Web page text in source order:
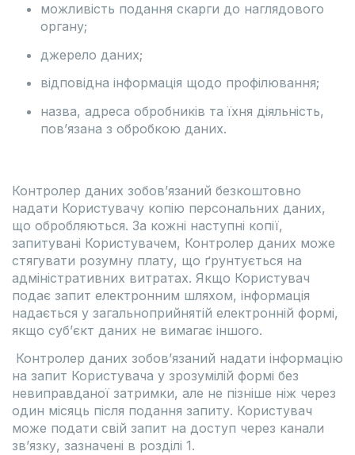
можливість подання скарги до наглядового
органу;
джерело даних;
відповідна інформація щодо профілювання;
назва, адреса обробників та їхня діяльність,
пов’язана з обробкою даних.
Контролер даних зобов’язаний безкоштовно
надати Користувачу копію персональних даних,
що обробляються. За кожні наступні копії,
запитувані Користувачем, Контролер даних може
стягувати розумну плату, що ґрунтується на
адміністративних витратах. Якщо Користувач
подає запит електронним шляхом, інформація
надається у загальноприйнятій електронній формі,
якщо суб’єкт даних не вимагає іншого.
Контролер даних зобов’язаний надати інформацію
на запит Користувача у зрозумілій формі без
невиправданої затримки, але не пізніше ніж через
один місяць після подання запиту. Користувач
може подати свій запит на доступ через канали
зв’язку, зазначені в розділі 1.